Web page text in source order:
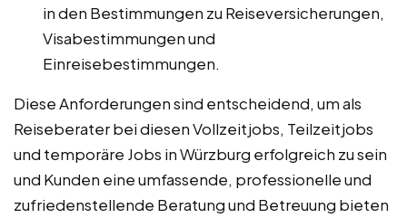
in den Bestimmungen zu Reiseversicherungen,
Visabestimmungen und
Einreisebestimmungen.
Diese Anforderungen sind entscheidend, um als
Reiseberater bei diesen Vollzeitjobs, Teilzeitjobs
und temporäre Jobs in Würzburg erfolgreich zu sein
und Kunden eine umfassende, professionelle und
zufriedenstellende Beratung und Betreuung bieten